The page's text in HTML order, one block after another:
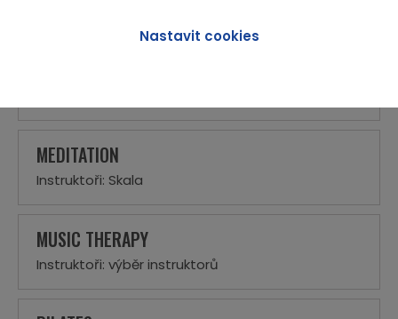
MEDITATION
Instruktoři: Skala
MUSIC THERAPY
Instruktoři: výběr instruktorů
Nastavit cookies